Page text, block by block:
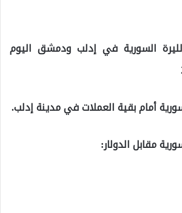
السورية في إدلب ودمشق اليوم
أمام بقية العملات في مدينة إدلب.
مقابل الدولار: